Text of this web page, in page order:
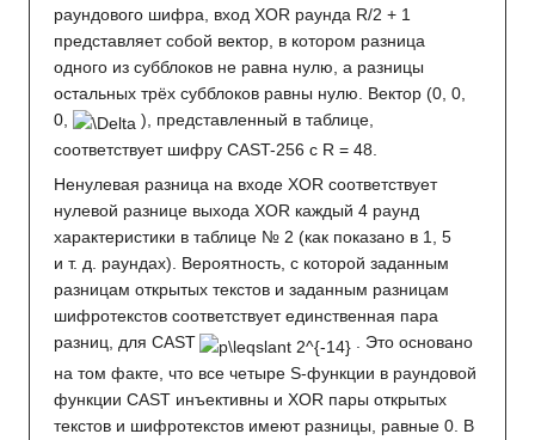
раундового шифра, вход XOR раунда R/2 + 1
представляет собой вектор, в котором разница
одного из субблоков не равна нулю, а разницы
остальных трёх субблоков равны нулю. Вектор (0, 0,
0,
), представленный в таблице,
соответствует шифру CAST-256 с R = 48.
Ненулевая разница на входе XOR соответствует
нулевой разнице выхода XOR каждый 4 раунд
характеристики в таблице № 2 (как показано в 1, 5
и т. д. раундах). Вероятность, с которой заданным
разницам открытых текстов и заданным разницам
шифротекстов соответствует единственная пара
разниц, для CAST
. Это основано
на том факте, что все четыре S-функции в раундовой
функции CAST инъективны и XOR пары открытых
текстов и шифротекстов имеют разницы, равные 0. В